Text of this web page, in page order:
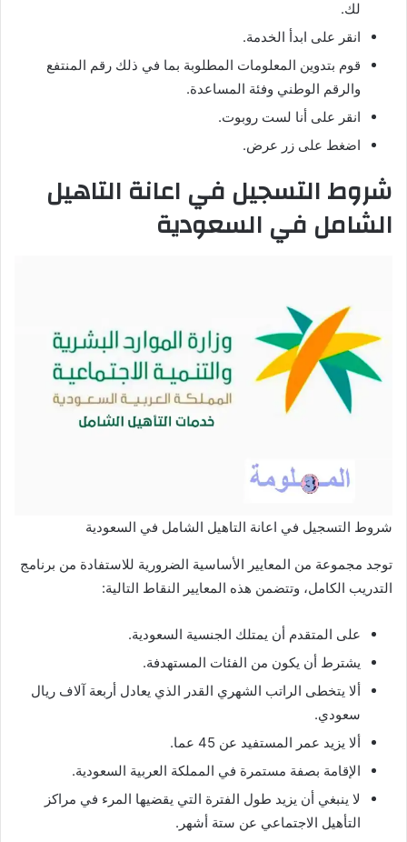
لك.
انقر على ابدأ الخدمة.
قوم بتدوين المعلومات المطلوبة بما في ذلك رقم المنتفع
والرقم الوطني وفئة المساعدة.
انقر على أنا لست روبوت.
اضغط على زر عرض.
شروط التسجيل في اعانة التاهيل
الشامل في السعودية
شروط التسجيل في اعانة التاهيل الشامل في السعودية
توجد مجموعة من المعايير الأساسية الضرورية للاستفادة من برنامج
التدريب الكامل، وتتضمن هذه المعايير النقاط التالية:
على المتقدم أن يمتلك الجنسية السعودية.
يشترط أن يكون من الفئات المستهدفة.
ألا يتخطى الراتب الشهري القدر الذي يعادل أربعة آلاف ريال
سعودي.
ألا يزيد عمر المستفيد عن 45 عما.
الإقامة بصفة مستمرة في المملكة العربية السعودية.
لا ينبغي أن يزيد طول الفترة التي يقضيها المرء في مراكز
التأهيل الاجتماعي عن ستة أشهر.